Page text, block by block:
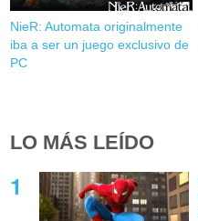
NieR: Automata originalmente
iba a ser un juego exclusivo de
PC
LO MÁS LEÍDO